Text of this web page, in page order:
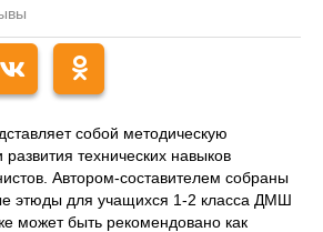
собой методическую
развития технических навыков
Автором-составителем собраны
этюды для учащихся 1-2 класса ДМШ
может быть рекомендовано как